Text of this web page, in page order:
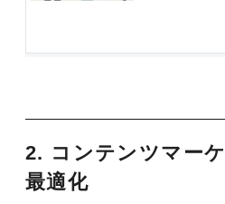
2. コンテンツマー
最適化